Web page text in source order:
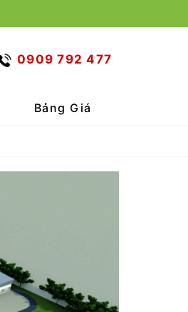
0909 792 477
Bảng Giá